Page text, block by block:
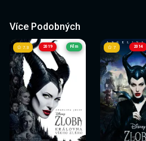
Více Podobných
2019
Sledovat
7.3 Film
Sledovat
2014
7
Sledovat